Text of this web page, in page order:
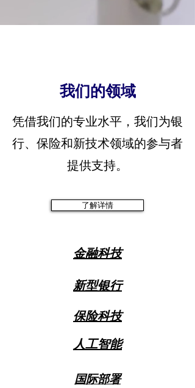
我们的领域
凭借我们的专业水平，我们为银
行、保险和新技术领域的参与者
提供支持。
了解详情
金融科技
新型银行
保险科技
人工智能
国际部署